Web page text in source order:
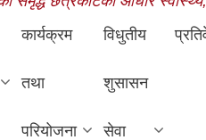
कार्यक्रम
तथा
परियोजना
विधुतीय
शुसासन
सेवा